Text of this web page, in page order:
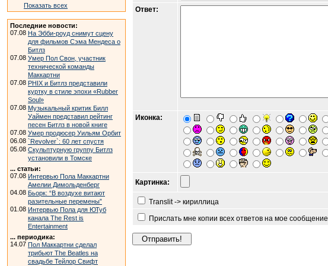
Показать всех
Последние новости:
07.08 На Эбби-роуд снимут сцену
для фильмов Сэма Мендеса о
Битлз
07.08 Умер Пол Свон, участник
технической команды
Маккартни
07.08 PHIX и Битлз представили
куртку в стиле эпохи «Rubber
Soul»
07.08 Музыкальный критик Билл
Уаймен представил рейтинг
песен Битлз в новой книге
07.08 Умер продюсер Уильям Орбит
06.08 `Revolver`: 60 лет спустя
05.08 Скульптурную группу Битлз
установили в Томске
... статьи:
07.08 Интервью Пола Маккартни
Амелии Димольденберг
04.08 Бьорк: “В воздухе витают
разительные перемены”
01.08 Интервью Пола для ЮТуб
канала The Rest is
Entertainment
... периодика:
14.07 Пол Маккартни сделал
трибьют The Beatles на
свадьбе Тейлор Свифт
Ответ:
Иконка:
Картинка:
Translit -> кириллица
Прислать мне копии всех ответов на мое сообщение